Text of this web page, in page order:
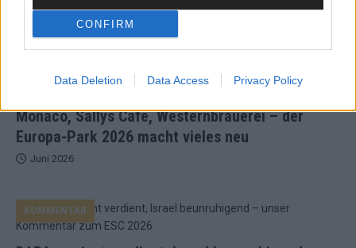
CONFIRM
Data Deletion Data Access Privacy Policy
TOP STORIES
Monaco, Sallys Café, Westernbrauerei – der
Europa-Park 2026 macht vieles neu
EXTRA
Juni 2026
KOMMENTAR